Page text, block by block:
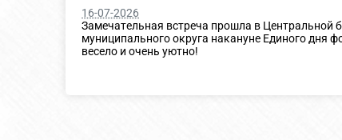
16-07-2026
Замечательная встреча прошла в Центральной
муниципального округа накануне Единого дня
весело и очень уютно!